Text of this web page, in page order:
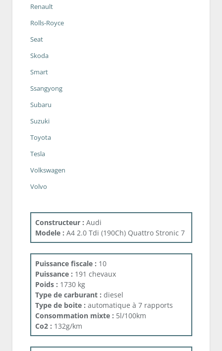
Renault
Rolls-Royce
Seat
Skoda
Smart
Ssangyong
Subaru
Suzuki
Toyota
Tesla
Volkswagen
Volvo
Constructeur : Audi
Modele : A4 2.0 Tdi (190Ch) Quattro Stronic 7
Puissance fiscale : 10
Puissance : 191 chevaux
Poids : 1730 kg
Type de carburant : diesel
Type de boite : automatique à 7 rapports
Consommation mixte : 5l/100km
Co2 : 132g/km